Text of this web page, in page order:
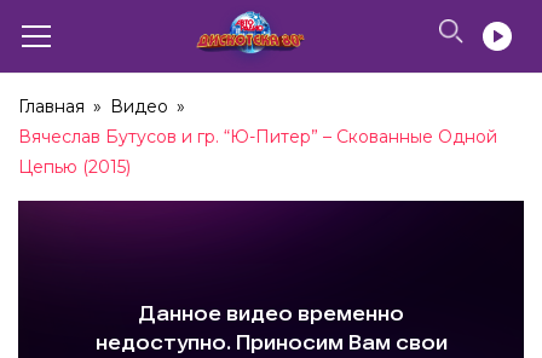
Главная » Видео »
Вячеслав Бутусов и гр. “Ю-Питер” – Скованные Одной
Цепью (2015)